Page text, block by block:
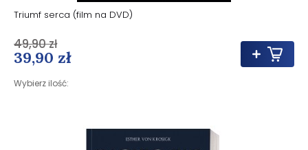
Triumf serca (film na DVD)
39,90 zł
Wybierz ilość:
49,90 zł